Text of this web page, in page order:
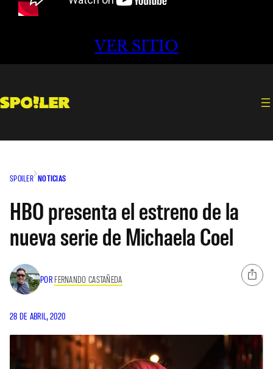
VER SITIO
SPOILER NOTICIAS
HBO presenta el estreno de la
nueva serie de Michaela Coel
POR FERNANDO CASTAÑEDA
28 DE ABRIL, 2020